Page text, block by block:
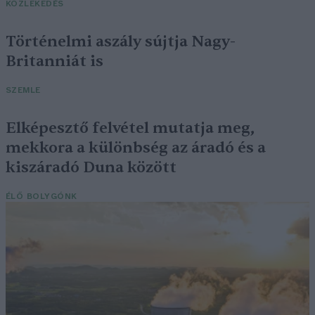
KÖZLEKEDÉS
Történelmi aszály sújtja Nagy-
Britanniát is
SZEMLE
Elképesztő felvétel mutatja meg,
mekkora a különbség az áradó és a
kiszáradó Duna között
ÉLŐ BOLYGÓNK